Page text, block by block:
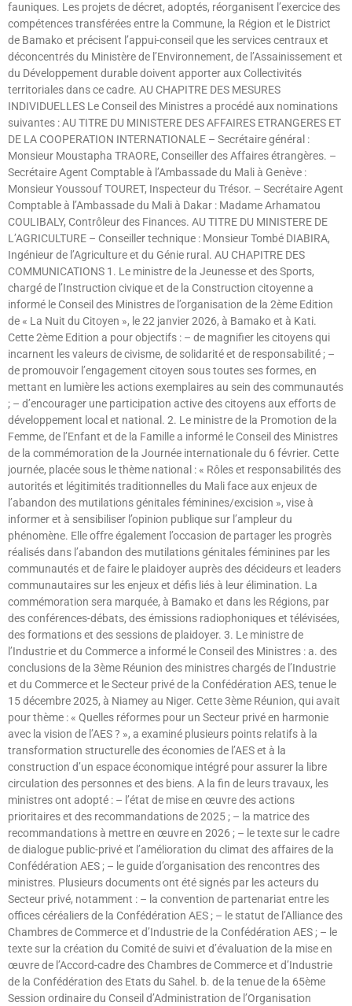
fauniques. Les projets de décret, adoptés, réorganisent l’exercice des
compétences transférées entre la Commune, la Région et le District
de Bamako et précisent l’appui-conseil que les services centraux et
déconcentrés du Ministère de l’Environnement, de l’Assainissement et
du Développement durable doivent apporter aux Collectivités
territoriales dans ce cadre. AU CHAPITRE DES MESURES
INDIVIDUELLES Le Conseil des Ministres a procédé aux nominations
suivantes : AU TITRE DU MINISTERE DES AFFAIRES ETRANGERES ET
DE LA COOPERATION INTERNATIONALE – Secrétaire général :
Monsieur Moustapha TRAORE, Conseiller des Affaires étrangères. –
Secrétaire Agent Comptable à l’Ambassade du Mali à Genève :
Monsieur Youssouf TOURET, Inspecteur du Trésor. – Secrétaire Agent
Comptable à l’Ambassade du Mali à Dakar : Madame Arhamatou
COULIBALY, Contrôleur des Finances. AU TITRE DU MINISTERE DE
L’AGRICULTURE – Conseiller technique : Monsieur Tombé DIABIRA,
Ingénieur de l’Agriculture et du Génie rural. AU CHAPITRE DES
COMMUNICATIONS 1. Le ministre de la Jeunesse et des Sports,
chargé de l’Instruction civique et de la Construction citoyenne a
informé le Conseil des Ministres de l’organisation de la 2ème Edition
de « La Nuit du Citoyen », le 22 janvier 2026, à Bamako et à Kati.
Cette 2ème Edition a pour objectifs : – de magnifier les citoyens qui
incarnent les valeurs de civisme, de solidarité et de responsabilité ; –
de promouvoir l’engagement citoyen sous toutes ses formes, en
mettant en lumière les actions exemplaires au sein des communautés
; – d’encourager une participation active des citoyens aux efforts de
développement local et national. 2. Le ministre de la Promotion de la
Femme, de l’Enfant et de la Famille a informé le Conseil des Ministres
de la commémoration de la Journée internationale du 6 février. Cette
journée, placée sous le thème national : « Rôles et responsabilités des
autorités et légitimités traditionnelles du Mali face aux enjeux de
l’abandon des mutilations génitales féminines/excision », vise à
informer et à sensibiliser l’opinion publique sur l’ampleur du
phénomène. Elle offre également l’occasion de partager les progrès
réalisés dans l’abandon des mutilations génitales féminines par les
communautés et de faire le plaidoyer auprès des décideurs et leaders
communautaires sur les enjeux et défis liés à leur élimination. La
commémoration sera marquée, à Bamako et dans les Régions, par
des conférences-débats, des émissions radiophoniques et télévisées,
des formations et des sessions de plaidoyer. 3. Le ministre de
l’Industrie et du Commerce a informé le Conseil des Ministres : a. des
conclusions de la 3ème Réunion des ministres chargés de l’Industrie
et du Commerce et le Secteur privé de la Confédération AES, tenue le
15 décembre 2025, à Niamey au Niger. Cette 3ème Réunion, qui avait
pour thème : « Quelles réformes pour un Secteur privé en harmonie
avec la vision de l’AES ? », a examiné plusieurs points relatifs à la
transformation structurelle des économies de l’AES et à la
construction d’un espace économique intégré pour assurer la libre
circulation des personnes et des biens. A la fin de leurs travaux, les
ministres ont adopté : – l’état de mise en œuvre des actions
prioritaires et des recommandations de 2025 ; – la matrice des
recommandations à mettre en œuvre en 2026 ; – le texte sur le cadre
de dialogue public-privé et l’amélioration du climat des affaires de la
Confédération AES ; – le guide d’organisation des rencontres des
ministres. Plusieurs documents ont été signés par les acteurs du
Secteur privé, notamment : – la convention de partenariat entre les
offices céréaliers de la Confédération AES ; – le statut de l’Alliance des
Chambres de Commerce et d’Industrie de la Confédération AES ; – le
texte sur la création du Comité de suivi et d’évaluation de la mise en
œuvre de l’Accord-cadre des Chambres de Commerce et d’Industrie
de la Confédération des Etats du Sahel. b. de la tenue de la 65ème
Session ordinaire du Conseil d’Administration de l’Organisation